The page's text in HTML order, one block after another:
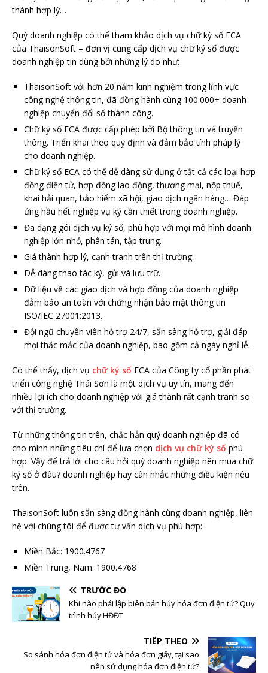
thành hợp lý…
Quý doanh nghiệp có thể tham khảo dịch vụ chữ ký số ECA
của ThaisonSoft – đơn vị cung cấp dịch vụ chữ ký số được
doanh nghiệp tin dùng bởi những lý do như:
ThaisonSoft với hơn 20 năm kinh nghiệm trong lĩnh vực
công nghệ thông tin, đã đồng hành cùng 100.000+ doanh
nghiệp chuyển đổi số thành công.
Chữ ký số ECA được cấp phép bởi Bộ thông tin và truyền
thông. Triển khai theo quy định và đảm bảo tính pháp lý
cho doanh nghiệp.
Chữ ký số ECA có thể dễ dàng sử dụng ở tất cả các loại hợp
đồng điện tử, hợp đồng lao động, thương mại, nộp thuế,
khai hải quan, bảo hiểm xã hội, giao dịch ngân hàng… Đáp
ứng hầu hết nghiệp vụ ký cần thiết trong doanh nghiệp.
Đa dạng gói dịch vụ ký số, phù hợp với mọi mô hình doanh
nghiệp lớn nhỏ, phân tán, tập trung.
Giá thành hợp lý, cạnh tranh trên thị trường.
Dễ dàng thao tác ký, gửi và lưu trữ.
Dữ liệu về các giao dịch và hợp đồng của doanh nghiệp
đảm bảo an toàn với chứng nhận bảo mật thông tin
ISO/IEC 27001:2013.
Đội ngũ chuyên viên hỗ trợ 24/7, sẵn sàng hỗ trợ, giải đáp
mọi thắc mắc của doanh nghiệp, bao gồm cả ngày nghỉ lễ.
Có thể thấy, dịch vụ chữ ký số ECA của Công ty cổ phần phát
triển công nghệ Thái Sơn là một dịch vụ uy tín, mang đến
nhiều lợi ích cho doanh nghiệp với giá thành rất cạnh tranh so
với thị trường.
Từ những thông tin trên, chắc hẳn quý doanh nghiệp đã có
cho mình những tiêu chí để lựa chọn dịch vụ chữ ký số phù
hợp. Vậy để trả lời cho câu hỏi quý doanh nghiệp nên mua chữ
ký số ở đâu? doanh nghiệp hãy cân nhắc những điều kiện nêu
trên.
ThaisonSoft luôn sẵn sàng đồng hành cùng doanh nghiệp, liên
hệ với chúng tôi để được tư vấn dịch vụ phù hợp:
Miền Bắc: 1900.4767
Miền Trung, Nam: 1900.4768
TRƯỚC ĐÓ
Khi nào phải lập biên bản hủy hóa đơn điện tử? Quy
trình hủy HĐĐT
TIẾP THEO
So sánh hóa đơn điện tử và hóa đơn giấy, tại sao
nên sử dụng hóa đơn điện tử?